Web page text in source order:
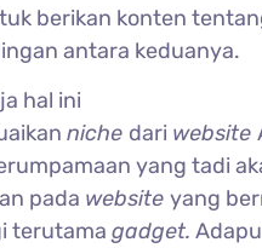
berikan konten
antara keduanya.
hal ini
niche dari website
yang tadi
pada websiteyang
terutamagadget.